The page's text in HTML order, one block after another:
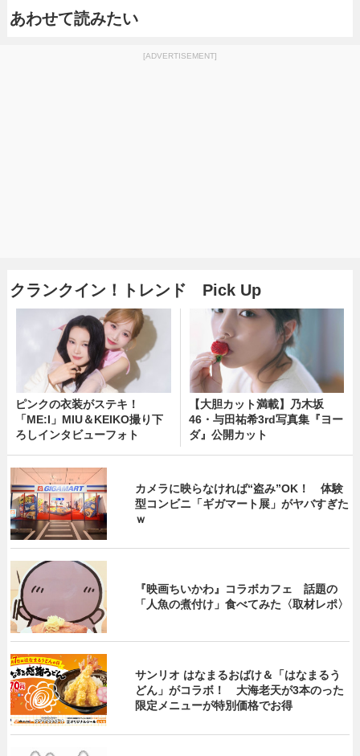
あわせて読みたい
[ADVERTISEMENT]
クランクイン！トレンド Pick Up
ピンクの衣装がステキ！
「ME:I」MIU＆KEIKO撮り下
ろしインタビューフォト
【大胆カット満載】乃木坂
46・与田祐希3rd写真集『ヨー
ダ』公開カット
カメラに映らなければ“盗み”OK！ 体験
型コンビニ「ギガマート展」がヤバすぎた
ｗ
『映画ちいかわ』コラボカフェ 話題の
「人魚の煮付け」食べてみた〈取材レポ〉
サンリオ はなまるおばけ＆「はなまるう
どん」がコラボ！ 大海老天が3本のった
限定メニューが特別価格でお得